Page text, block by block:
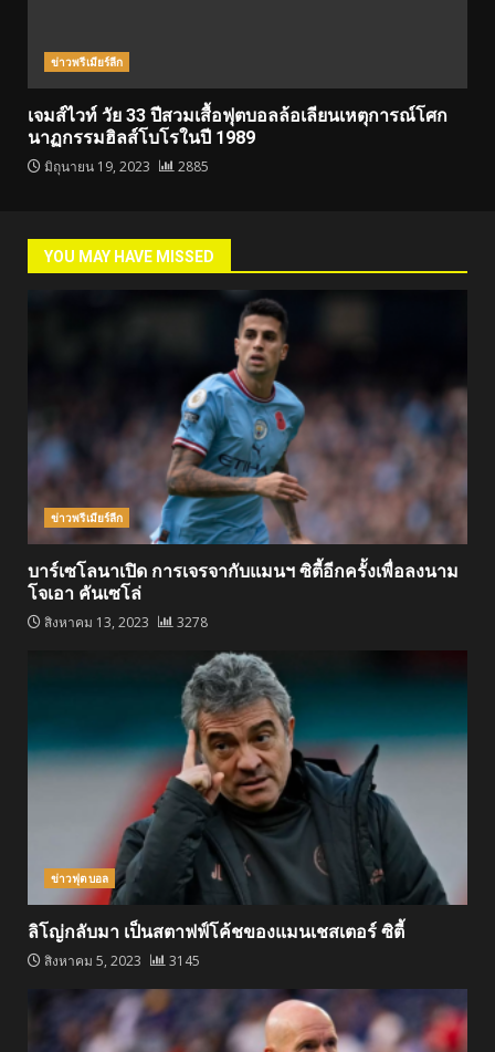
ข่าวพรีเมียร์ลีก
เจมส์ไวท์ วัย 33 ปีสวมเสื้อฟุตบอลล้อเลียนเหตุการณ์โศก
นาฏกรรมฮิลส์โบโรในปี 1989
มิถุนายน 19, 2023 2885
YOU MAY HAVE MISSED
ข่าวพรีเมียร์ลีก
บาร์เซโลนาเปิด การเจรจากับแมนฯ ซิตี้อีกครั้งเพื่อลงนาม
โจเอา คันเซโล่
สิงหาคม 13, 2023 3278
ข่าวฟุตบอล
ลิโญ่กลับมา เป็นสตาฟฟ์โค้ชของแมนเชสเตอร์ ซิตี้
สิงหาคม 5, 2023 3145